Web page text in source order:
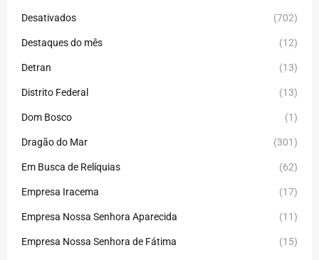
Desativados (702)
Destaques do mês (12)
Detran (13)
Distrito Federal (13)
Dom Bosco (1)
Dragão do Mar (301)
Em Busca de Relíquias (62)
Empresa Iracema (17)
Empresa Nossa Senhora Aparecida (11)
Empresa Nossa Senhora de Fátima (15)